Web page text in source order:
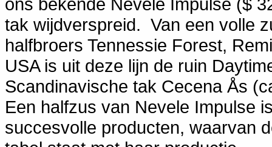
tak wijdverspreid. Van een volle
halfbroers Tennessie Forest,
USA is uit deze lijn de ruin
Scandinavische tak Cecena Ås
Een halfzus van Nevele Impulse
succesvolle producten, waarvan